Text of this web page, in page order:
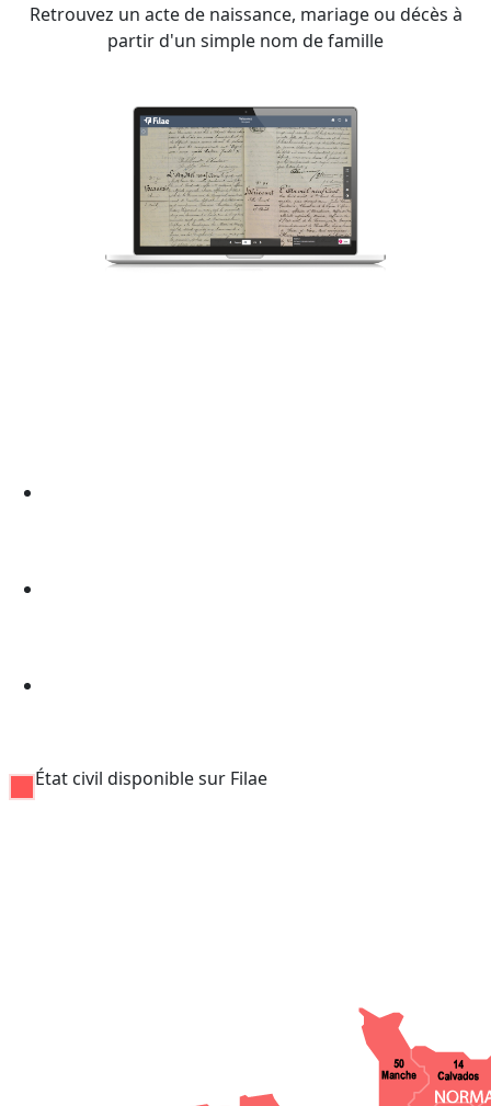
Retrouvez un acte de naissance, mariage ou décès à
partir d'un simple nom de famille
État civil disponible sur Filae